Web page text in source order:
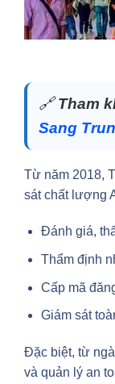
🔗Tham
Sang
Từ năm 2018,
sát chất lượng
Đánh giá,
Thẩm định
Cấp mã
Giám sát
Đặc biệt, từ
và quản lý an